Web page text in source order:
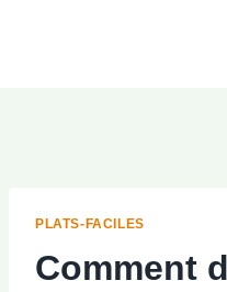
PLATS-FACILES
Comment